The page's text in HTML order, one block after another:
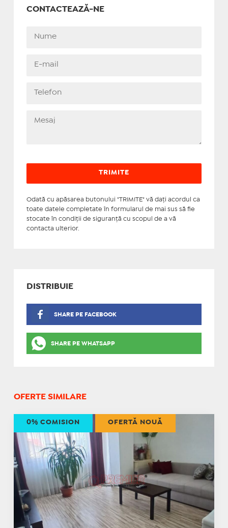
CONTACTEAZĂ-NE
Odată cu apăsarea butonului "TRIMITE" vă daţi acordul ca
toate datele completate în formularul de mai sus să fie
stocate în condiţii de siguranţă cu scopul de a vă
contacta ulterior.
DISTRIBUIE
SHARE PE FACEBOOK
SHARE PE WHATSAPP
OFERTE SIMILARE
0% COMISION OFERTĂ NOUĂ